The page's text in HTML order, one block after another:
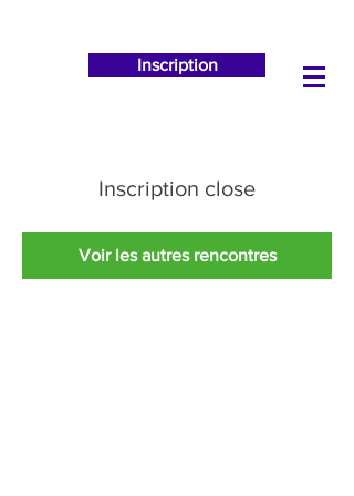
Inscription
Inscription close
Voir les autres rencontres